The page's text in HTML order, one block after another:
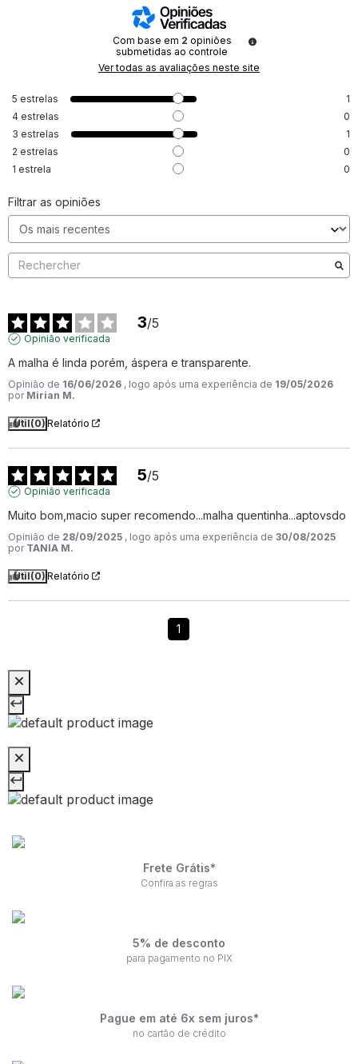
Com base em 2 opiniões
submetidas ao controle
Ver todas as avaliações neste site
5 estrelas
1
4 estrelas
0
3 estrelas
1
2 estrelas
0
1 estrela 0
Filtrar as opiniões
3/5
Opinião verificada
A malha é linda porém, áspera e transparente.
Opinião de 16/06/2026 , logo após uma experiência de 19/05/2026
por Mirian M.
Útil(0) Relatório
5/5
Opinião verificada
Muito bom,macio super recomendo...malha quentinha...aptovsdo
Opinião de 28/09/2025 , logo após uma experiência de 30/08/2025
por TANIA M.
Útil(0) Relatório
1
Frete Grátis*
Confira as regras
5% de desconto
para pagamento no PIX
Pague em até 6x sem juros*
no cartão de crédito